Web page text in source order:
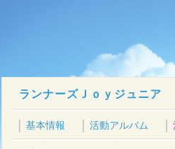
ランナーズＪｏｙジュニア
基本情報 活動アルバム